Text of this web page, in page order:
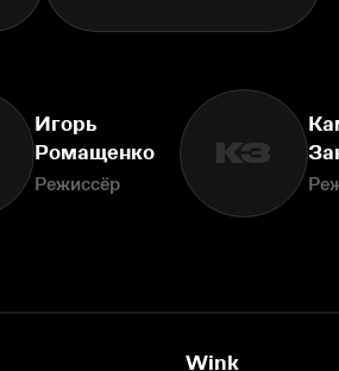
Игорь
Ромащенко
Режиссёр
КЗ
Wink